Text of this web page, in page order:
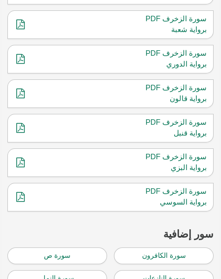
سورة الزخرف PDF
برواية شعبة
سورة الزخرف PDF
برواية الدوري
سورة الزخرف PDF
برواية قالون
سورة الزخرف PDF
برواية قنبل
سورة الزخرف PDF
برواية البزي
سورة الزخرف PDF
برواية السوسي
سور إضافية
سورة الكافرون سورة ص